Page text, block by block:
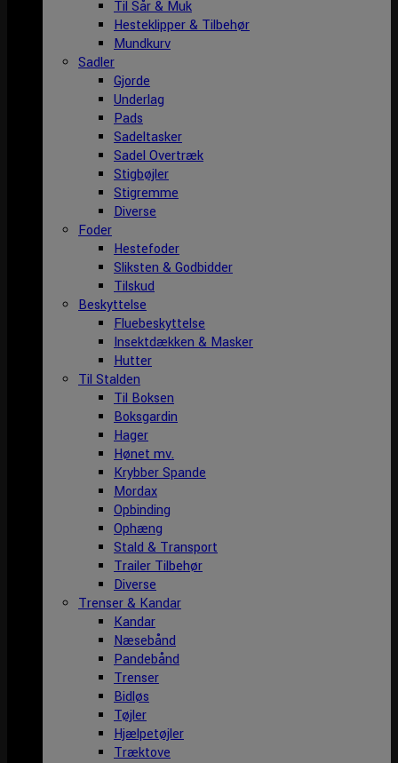
Til Sår & Muk
Hesteklipper & Tilbehør
Mundkurv
Sadler
Gjorde
Underlag
Pads
Sadeltasker
Sadel Overtræk
Stigbøjler
Stigremme
Diverse
Foder
Hestefoder
Sliksten & Godbidder
Tilskud
Beskyttelse
Fluebeskyttelse
Insektdækken & Masker
Hutter
Til Stalden
Til Boksen
Boksgardin
Hager
Hønet mv.
Krybber Spande
Mordax
Opbinding
Ophæng
Stald & Transport
Trailer Tilbehør
Diverse
Trenser & Kandar
Kandar
Næsebånd
Pandebånd
Trenser
Bidløs
Tøjler
Hjælpetøjler
Træktove